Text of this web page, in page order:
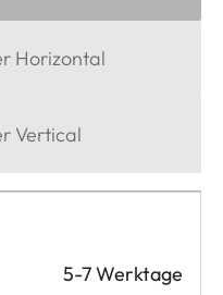
Horizontal
Vertical
5-7 Werktage